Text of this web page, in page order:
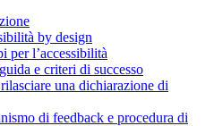
by design
per l’accessibilità
e criteri di successo
una dichiarazione di
di feedback e procedura di